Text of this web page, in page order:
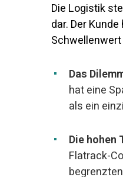
Die Logistik
dar. Der
Das
hat eine
als ein
Die
Flatrack-